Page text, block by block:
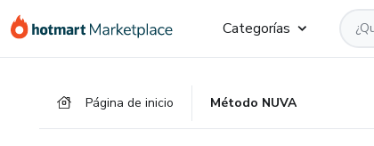
Categorías
Página de inicio Método NUVA